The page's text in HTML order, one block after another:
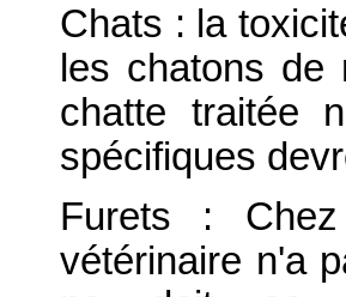
Chats : la
les chatons
chatte traitée
spécifiques
Furets :
vétérinaire n'a